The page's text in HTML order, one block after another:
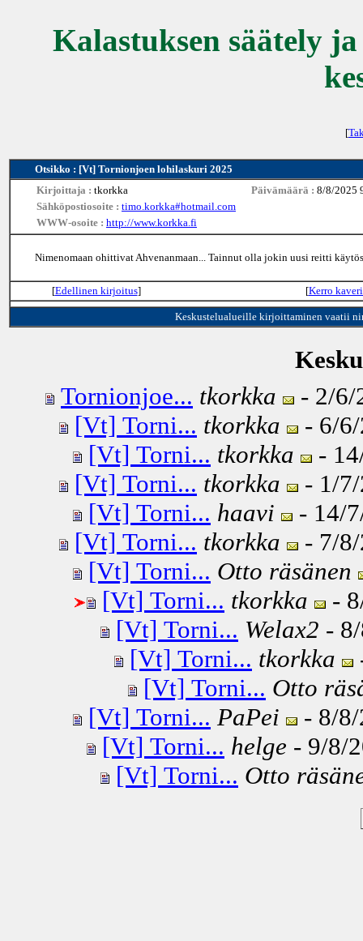
Kalastuksen säätely
[
Otsikko : [Vt] Tornionjoen lohilaskuri 2025
Kirjoittaja : tkorkka Päivämäärä : 8/8/2025
Sähköpostiosoite : timo.korkka#hotmail.com
WWW-osoite : http://www.korkka.fi
Nimenomaan ohittivat Ahvenanmaan... Tainnut olla jokin uusi reitti
[Edellinen kirjoitus] [Kerro
Keskustelualueille kirjoittaminen vaatii
Tornionjoe... tkorkka
- 2/6/
[Vt] Torni... tkorkka
- 6/
[Vt] Torni... tkorkka
-
[Vt] Torni... tkorkka
- 1/
[Vt] Torni... haavi
- 14/
[Vt] Torni... tkorkka
- 7/
[Vt] Torni... Otto räsänen
[Vt] Torni... tkorkka
-
[Vt] Torni... Welax2 -
[Vt] Torni... tkorkka
[Vt] Torni... Otto
[Vt] Torni... PaPei
- 8/
[Vt] Torni... helge - 9/8/
[Vt] Torni... Otto